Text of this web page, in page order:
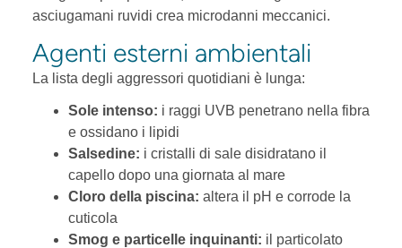
asciugamani ruvidi crea microdanni meccanici.
Agenti esterni ambientali
La lista degli aggressori quotidiani è lunga:
Sole intenso: i raggi UVB penetrano nella fibra
e ossidano i lipidi
Salsedine: i cristalli di sale disidratano il
capello dopo una giornata al mare
Cloro della piscina: altera il pH e corrode la
cuticola
Smog e particelle inquinanti: il particolato